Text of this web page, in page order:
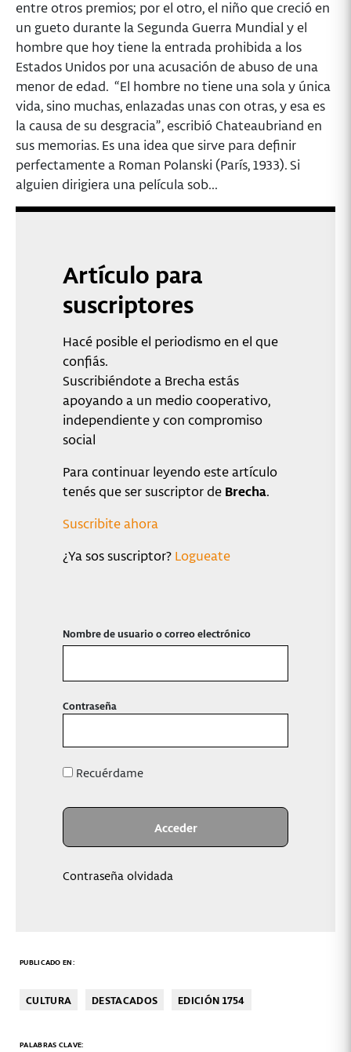
entre otros premios; por el otro, el niño que creció en
un gueto durante la Segunda Guerra Mundial y el
hombre que hoy tiene la entrada prohibida a los
Estados Unidos por una acusación de abuso de una
menor de edad. “El hombre no tiene una sola y única
vida, sino muchas, enlazadas unas con otras, y esa es
la causa de su desgracia”, escribió Chateaubriand en
sus memorias. Es una idea que sirve para definir
perfectamente a Roman Polanski (París, 1933). Si
alguien dirigiera una película sob...
Artículo para
suscriptores
Hacé posible el periodismo en el que
confiás.
Suscribiéndote a Brecha estás
apoyando a un medio cooperativo,
independiente y con compromiso
social
Para continuar leyendo este artículo
tenés que ser suscriptor de Brecha.
Suscribite ahora
¿Ya sos suscriptor? Logueate
Nombre de usuario o correo electrónico
Contraseña
Recuérdame
Contraseña olvidada
PUBLICADO EN:
CULTURA DESTACADOS EDICIÓN 1754
PALABRAS CLAVE: